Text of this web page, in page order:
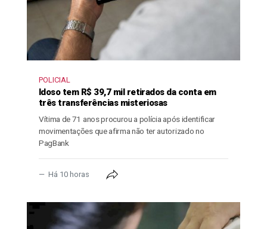
POLICIAL
Idoso tem R$ 39,7 mil retirados da conta em
três transferências misteriosas
Vítima de 71 anos procurou a polícia após identificar
movimentações que afirma não ter autorizado no
PagBank
Há 10 horas